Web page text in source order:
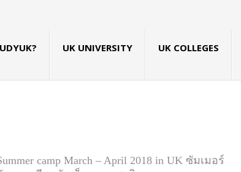
UK UNIVERSITY UK COLLEGES
camp March – April 2018 in UK ซัมเมอร์